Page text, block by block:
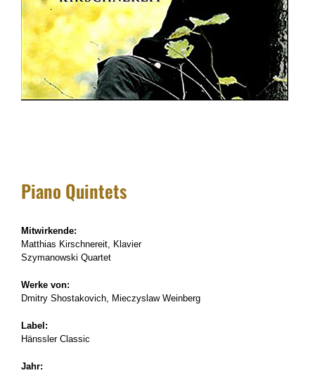
Piano Quintets
Mitwirkende:
Matthias Kirschnereit, Klavier
Szymanowski Quartet
Werke von:
Dmitry Shostakovich, Mieczyslaw Weinberg
Label:
Hänssler Classic
Jahr: